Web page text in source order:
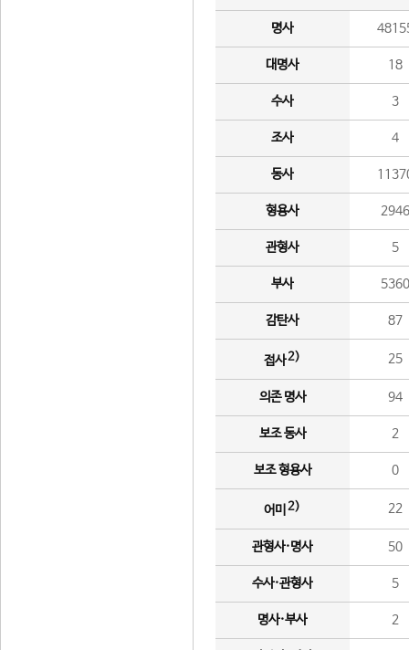
명사
대명사 18
수사 3
조사 4
동사
형용사 2946
관형사 5
부사 5360
감탄사 87
접사2) 25
의존 명사 94
보조 동사 2
보조 형용사 0
어미 2) 22
관형사·명사 50
수사·관형사 5
명사·부사 2